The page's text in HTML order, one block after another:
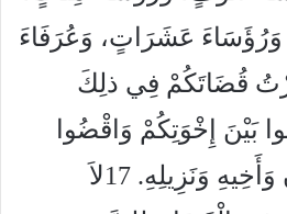
عَشَرَاتٍ، وَعُرَفَاءَ
16وَأَمَرْتُ قُضَاتَكُمْ فِي ذلِكَ
بَيْنَ إِخْوَتِكُمْ وَاقْضُوا
بِالْحَقِّ بَيْنَ الإِنْسَانِ وَأَخِيهِ وَنَزِيلِهِ. 17لاَ